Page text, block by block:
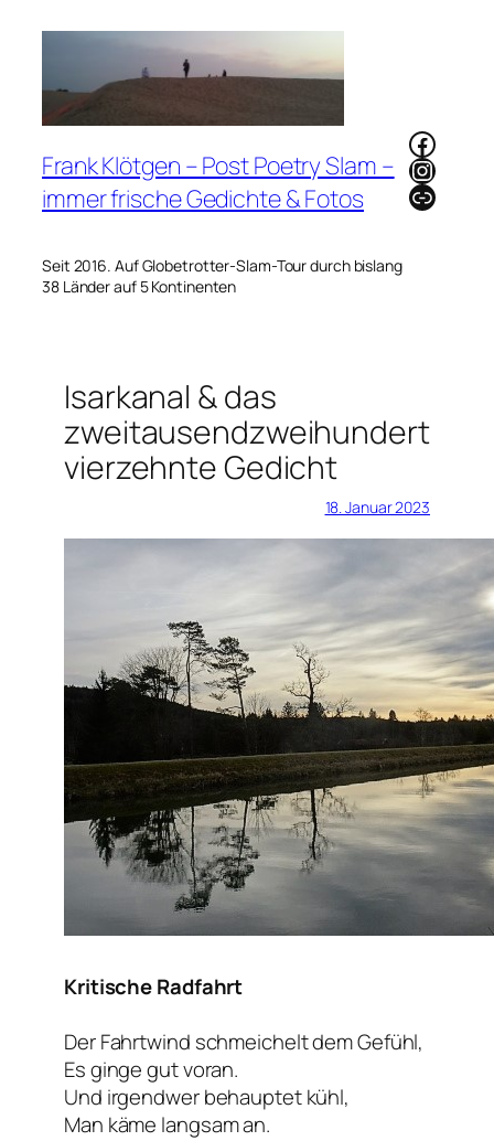
Frank Klötgen – Post Poetry Slam –
immer frische Gedichte & Fotos
Seit 2016. Auf Globetrotter-Slam-Tour durch bislang
38 Länder auf 5 Kontinenten
Link
Isarkanal & das
zweitausendzweihundert
vierzehnte Gedicht
18. Januar 2023
Kritische Radfahrt
Der Fahrtwind schmeichelt dem Gefühl,
Es ginge gut voran.
Und irgendwer behauptet kühl,
Man käme langsam an.